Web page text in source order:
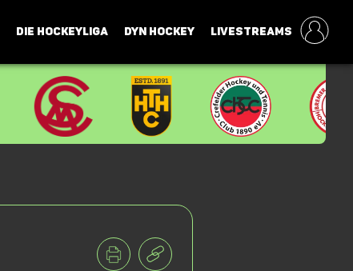
DIE HOCKEYLIGA DYN HOCKEY LIVESTREAMS